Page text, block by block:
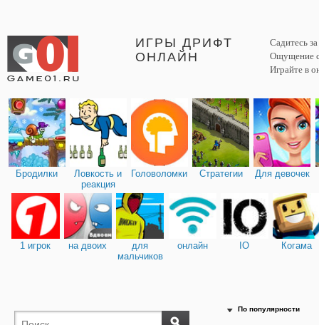
ИГРЫ ДРИФТ
ОНЛАЙН
Садитесь
Ощущение
Играйте в
Бродилки
Ловкость и
реакция
Головоломки Стратегии Для девочек
1 игрок на двоих
для
мальчиков
онлайн IO Когама
По популярности